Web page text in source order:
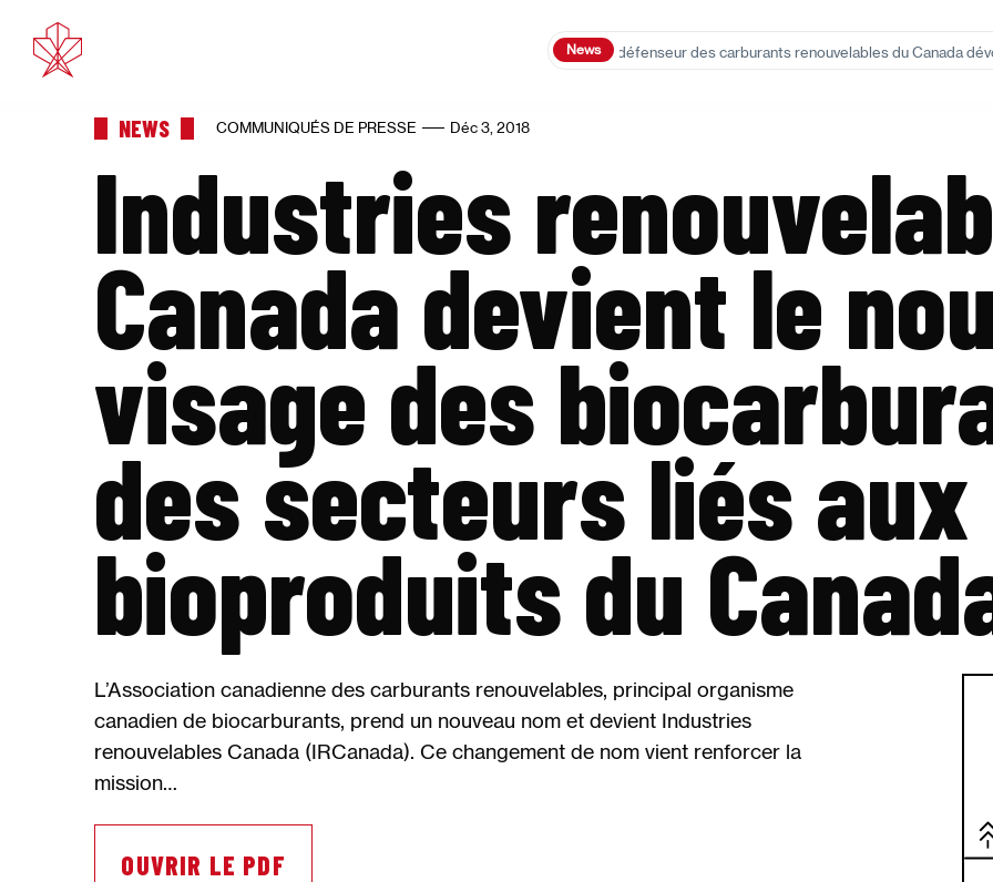
News
Le grand défenseur des carburants renouvelables du Canada
NEWS COMMUNIQUÉS DE PRESSE Déc 3, 2018
Industries
Canada devient le
visage des
des secteurs liés aux
bioproduits du
L’Association canadienne des carburants renouvelables, principal organisme
canadien de biocarburants, prend un nouveau nom et devient Industries
renouvelables Canada (IRCanada). Ce changement de nom vient renforcer la
mission…
OUVRIR LE PDF